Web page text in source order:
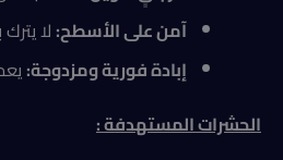
آمن على الأسطح:لا
إبادة فورية ومزدوجة:
الحشرات المستهدفة :